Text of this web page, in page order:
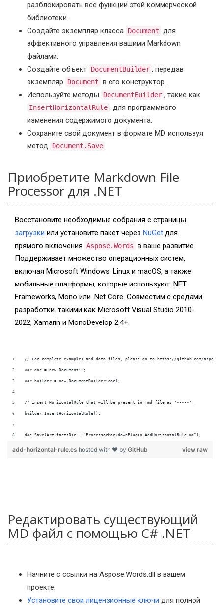
разблокировать все функции этой коммерческой
библиотеки.
Создайте экземпляр класса Document для
эффективного управления вашими Markdown
файлами.
Создайте объект DocumentBuilder , передав
экземпляр
Document в его конструктор.
Используйте методы
DocumentBuilder , такие как
InsertHorizontalRule , для программного
изменения содержимого документа.
Сохраните свой документ в формате MD, используя
метод
Document.Save .
Приобретите Markdown File
Processor для .NET
Восстановите необходимые собрания с страницы
загрузки или установите пакет через NuGet для
прямого включения Aspose.Words в ваше развитие.
Поддерживает множество операционных систем,
включая Microsoft Windows, Linux и macOS, а также
мобильные платформы, которые используют .NET
Frameworks, Mono или .Net Core. Совместим с средами
разработки, такими как Microsoft Visual Studio 2010-
2022, Xamarin и MonoDevelop 2.4+.
doc.Save(ArtifactsDir + "ProcessorMarkdownPlugin.AddHorizontalRule.md");
view raw
add-horizontal-rule.cs hosted with ❤ by GitHub
Редактировать существующий
MD файл с помощью C# .NET
Начните с ссылки на Aspose.Words.dll в вашем
проекте.
Установите свои лицензионные ключи для полной